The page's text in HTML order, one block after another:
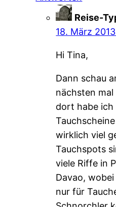
Reise-
18. März
Hi Tina,
Dann schau
nächsten mal
dort habe ich
wirklich viel
Tauchspots
viele Riffe in
Davao,
nur für